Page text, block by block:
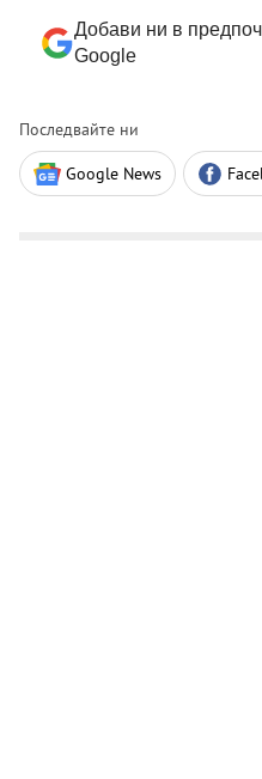
Добави ни в
Google
Последвайте ни
Google News